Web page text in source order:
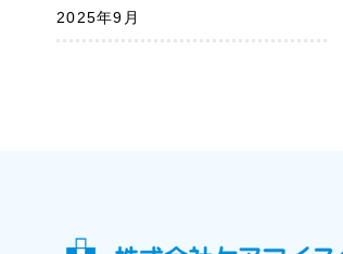
2025年9月